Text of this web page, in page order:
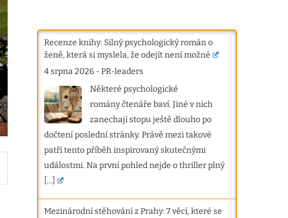
Recenze knihy: Silný psychologický román o
ženě, která si myslela, že odejít není možné
4 srpna 2026 -PR-leaders
Některé psychologické
romány čtenáře baví. Jiné v nich
zanechají stopu ještě dlouho po
dočtení poslední stránky. Právě mezi takové
patří tento příběh inspirovaný skutečnými
událostmi. Na první pohled nejde o thriller plný
[...]
Mezinárodní stěhování z Prahy: 7 věcí, které se